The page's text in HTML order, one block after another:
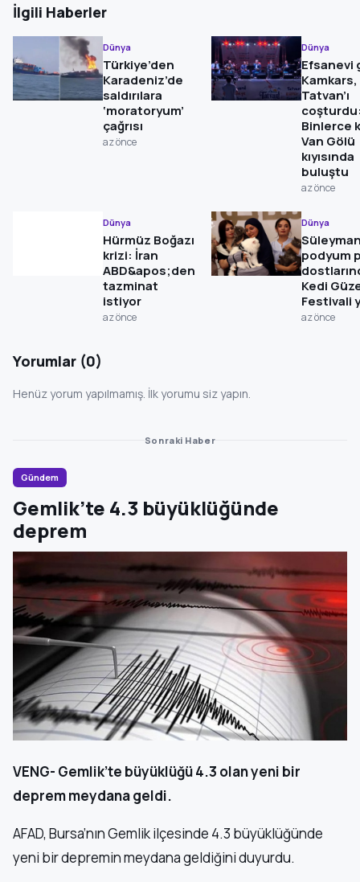
İlgili Haberler
Dünya
Türkiye’den
Karadeniz’de
saldırılara
‘moratoryum’
çağrısı
az önce
Dünya
Efsanevi
Kamkars,
Tatvan’ı
Binlerce
Van Gölü
kıyısında
buluştu
az önce
Dünya
Hürmüz Boğazı
krizi: İran
ABD&apos;den
tazminat
istiyor
az önce
Dünya
podyum
Kedi
Festivali
az önce
Yorumlar (0)
Henüz yorum yapılmamış. İlk yorumu siz yapın.
Sonraki Haber
Gündem
Gemlik’te 4.3 büyüklüğünde
deprem
VENG- Gemlik’te büyüklüğü 4.3 olan yeni bir
deprem meydana geldi.
AFAD, Bursa’nın Gemlik ilçesinde 4.3 büyüklüğünde
yeni bir depremin meydana geldiğini duyurdu.